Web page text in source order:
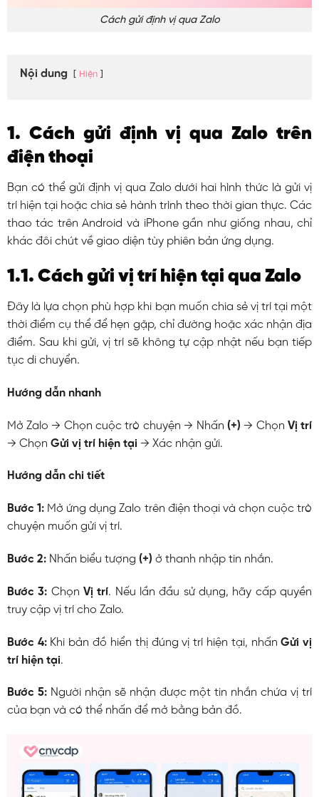
Cách gửi định vị qua Zalo
Nội dung Hiện
1. Cách gửi định vị qua Zalo trên
điện thoại
Bạn có thể gửi định vị qua Zalo dưới hai hình thức là gửi vị
trí hiện tại hoặc chia sẻ hành trình theo thời gian thực. Các
thao tác trên Android và iPhone gần như giống nhau, chỉ
khác đôi chút về giao diện tùy phiên bản ứng dụng.
1.1. Cách gửi vị trí hiện tại qua Zalo
Đây là lựa chọn phù hợp khi bạn muốn chia sẻ vị trí tại một
thời điểm cụ thể để hẹn gặp, chỉ đường hoặc xác nhận địa
điểm. Sau khi gửi, vị trí sẽ không tự cập nhật nếu bạn tiếp
tục di chuyển.
Hướng dẫn nhanh
Mở Zalo → Chọn cuộc trò chuyện → Nhấn (+) → Chọn Vị trí
→ Chọn Gửi vị trí hiện tại → Xác nhận gửi.
Hướng dẫn chi tiết
Bước 1:Mở ứng dụng Zalo trên điện thoại và chọn cuộc trò
chuyện muốn gửi vị trí.
Bước 2:Nhấn biểu tượng (+) ở thanh nhập tin nhắn.
Bước 3: Chọn Vị trí. Nếu lần đầu sử dụng, hãy cấp quyền
truy cập vị trí cho Zalo.
Bước 4:Khi bản đồ hiển thị đúng vị trí hiện tại, nhấnGửi vị
trí hiện tại.
Bước 5:Người nhận sẽ nhận được một tin nhắn chứa vị trí
của bạn và có thể nhấn để mở bằng bản đồ.